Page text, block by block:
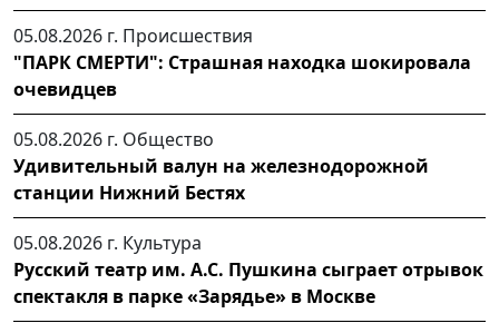
05.08.2026 г. Происшествия
"ПАРК СМЕРТИ": Страшная находка шокировала
очевидцев
05.08.2026 г. Общество
Удивительный валун на железнодорожной
станции Нижний Бестях
05.08.2026 г. Культура
Русский театр им. А.С. Пушкина сыграет отрывок
спектакля в парке «Зарядье» в Москве